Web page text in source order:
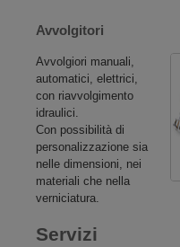
Avvolgitori
Avvolgiori manuali,
automatici, elettrici,
con riavvolgimento
idraulici.
Con possibilità di
personalizzazione sia
nelle dimensioni, nei
materiali che nella
verniciatura.
Servizi